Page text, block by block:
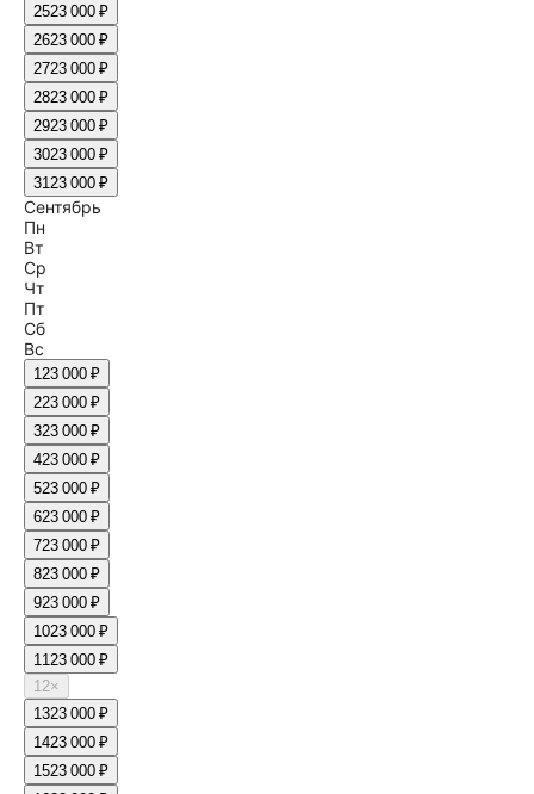
2523 000 ₽
2623 000 ₽
2723 000 ₽
2823 000 ₽
2923 000 ₽
3023 000 ₽
3123 000 ₽
Сентябрь
Пн
Вт
Ср
Чт
Пт
Сб
Вс
123 000 ₽
223 000 ₽
323 000 ₽
423 000 ₽
523 000 ₽
623 000 ₽
723 000 ₽
823 000 ₽
923 000 ₽
1023 000 ₽
1123 000 ₽
12×
1323 000 ₽
1423 000 ₽
1523 000 ₽